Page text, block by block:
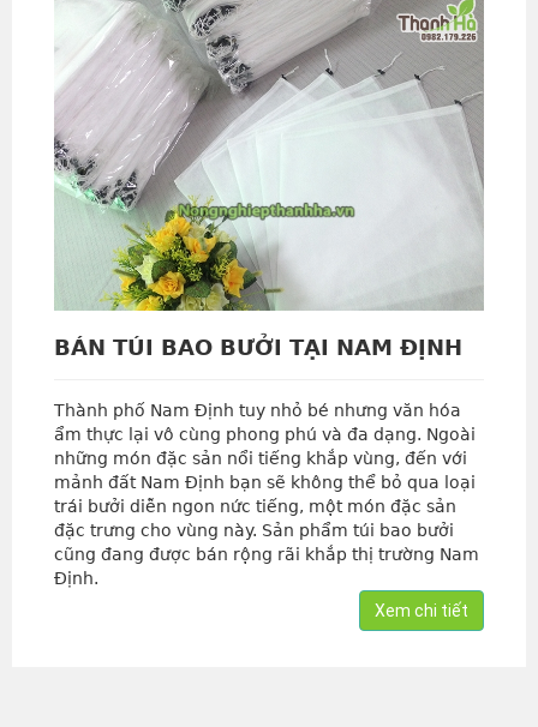
BÁN TÚI BAO BƯỞI TẠI NAM ĐỊNH
Thành phố Nam Định tuy nhỏ bé nhưng văn hóa
ẩm thực lại vô cùng phong phú và đa dạng. Ngoài
những món đặc sản nổi tiếng khắp vùng, đến với
mảnh đất Nam Định bạn sẽ không thể bỏ qua loại
trái bưởi diễn ngon nức tiếng, một món đặc sản
đặc trưng cho vùng này. Sản phẩm túi bao bưởi
cũng đang được bán rộng rãi khắp thị trường Nam
Định.
Xem chi tiết